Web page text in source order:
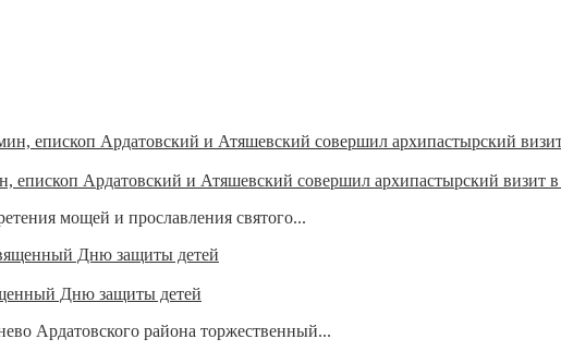
Ардатовский и Атяшевский совершил архипастырский визит
мощей и прославления святого...
Дню защиты детей
Ардатовского района торжественный...